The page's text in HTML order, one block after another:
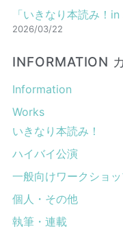
「いきなり本読み！
2026/03/22
INFORMATION
Information
Works
いきなり本読み！
ハイバイ公演
一般向けワークショ
個人・その他
執筆・連載